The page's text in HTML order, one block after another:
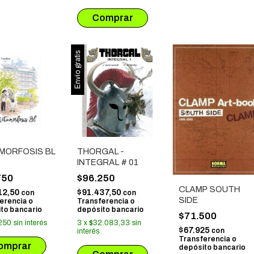
BL
con
o
bancario
sin interés
Envío gratis
THORGAL -
INTEGRAL # 01
$96.250
$91.437,50 con
Transferencia o
depósito bancario
3 x $32.083,33 sin
interés
CLAMP SOUTH
SIDE
$71.500
$67.925 con
Transferencia o
depósito bancario